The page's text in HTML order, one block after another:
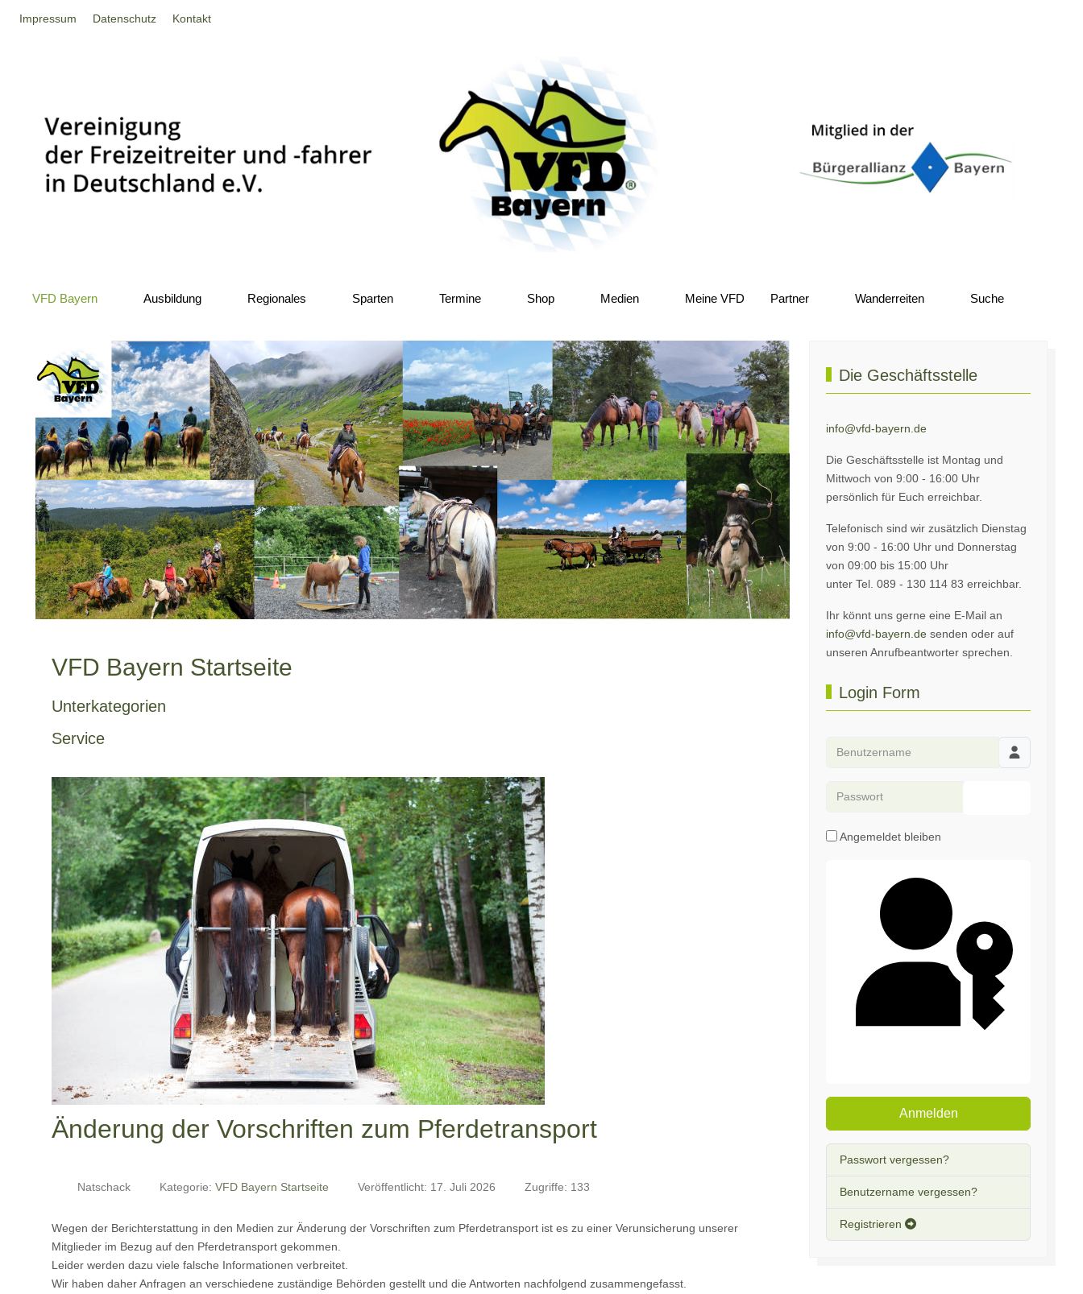
Impressum Datenschutz Kontakt
VFD Bayern Ausbildung Regionales Sparten Termine Shop Medien Meine VFD Partner Wanderreiten Suche
VFD Bayern Startseite
Unterkategorien
Service
Änderung der Vorschriften zum Pferdetransport
Natschack Kategorie: VFD Bayern Startseite Veröffentlicht: 17. Juli 2026 Zugriffe: 133
Wegen der Berichterstattung in den Medien zur Änderung der Vorschriften zum Pferdetransport ist es zu einer Verunsicherung unserer
Mitglieder im Bezug auf den Pferdetransport gekommen.
Leider werden dazu viele falsche Informationen verbreitet.
Wir haben daher Anfragen an verschiedene zuständige Behörden gestellt und die Antworten nachfolgend zusammengefasst.
Die Geschäftsstelle
info@vfd-bayern.de
Die Geschäftsstelle ist Montag und
Mittwoch von 9:00 - 16:00 Uhr
persönlich für Euch erreichbar.
Telefonisch sind wir zusätzlich Dienstag
von 9:00 - 16:00 Uhr und Donnerstag
von 09:00 bis 15:00 Uhr
unter Tel. 089 - 130 114 83 erreichbar.
Ihr könnt uns gerne eine E-Mail an
info@vfd-bayern.de senden oder auf
unseren Anrufbeantworter sprechen.
Login Form
Angemeldet bleiben
Anmelden
Passwort vergessen?
Benutzername vergessen?
Registrieren